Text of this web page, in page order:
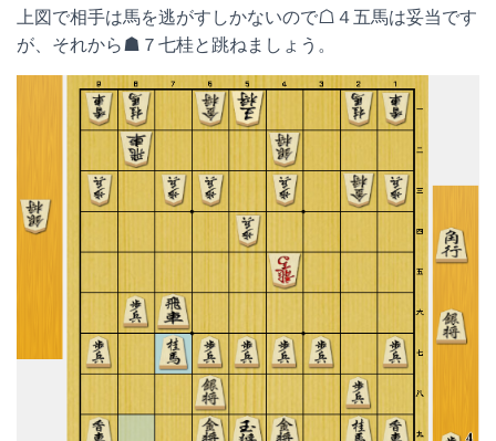
上図で相手は馬を逃がすしかないので☖４五馬は妥当です
が、それから☗７七桂と跳ねましょう。